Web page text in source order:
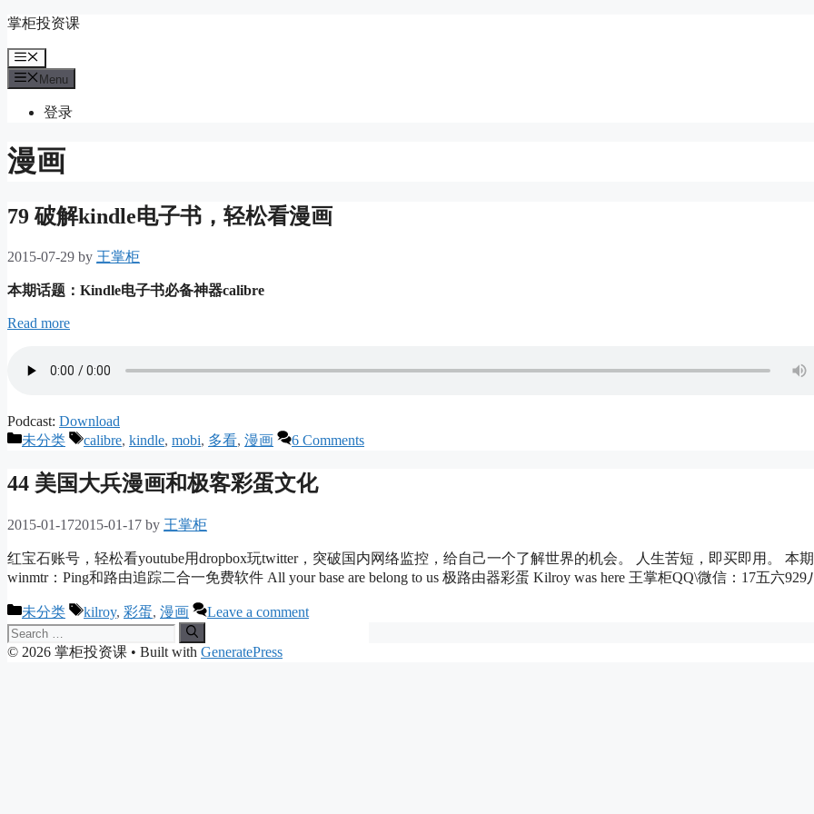
Skip
content
掌柜投资课
Menu
Menu
登录
漫画
79 破解kindle电子书，轻松看漫画
2015-07-29 by 王掌柜
本期话题：Kindle电子书必备神器calibre
Read more
Podcast: Download
Categories
未分类 Tags
calibre, kindle, mobi, 多看, 漫画 6 Comments
44 美国大兵漫画和极客彩蛋文化
2015-01-172015-01-17 by 王掌柜
红宝石账号，轻松看youtube用dropbox玩twitter，突破国内网络监控，给自己一个了解世界的机会。 人生苦短，即买即用。 本
winmtr：Ping和路由追踪二合一免费软件 All your base are belong to us 极路由器彩蛋 Kilroy was here 王掌柜QQ\微信：17五六929
Categories
未分类 Tags
kilroy, 彩蛋, 漫画
Leave a comment
Search
for:
© 2026 掌柜投资课 • Built with GeneratePress